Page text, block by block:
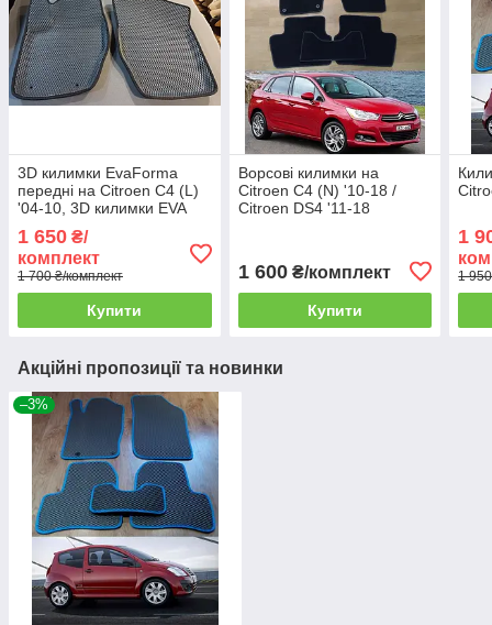
3D килимки EvaForma
передні на Citroen C4 (L)
'04-10, 3D килимки EVA
1 650 ₴/
комплект
1 700 ₴/комплект
Купити
Ворсові килимки на
Citroen C4 (N) '10-18 /
Citroen DS4 '11-18
1 600₴/комплект
Купити
1
1
Акційні пропозиції та новинки
–3%